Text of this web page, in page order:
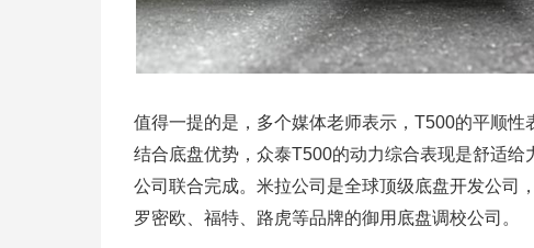
值得一提的是，多个媒体老师表示，T500的平顺性
结合底盘优势，众泰T500的动力综合表现是舒适给
公司联合完成。米拉公司是全球顶级底盘开发公司
罗密欧、福特、路虎等品牌的御用底盘调校公司。